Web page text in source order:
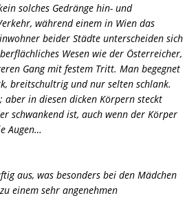
solches Gedränge hin- und
während einem in Wien das
beider Städte unterscheiden sich
Wesen wie der Österreicher,
Gang mit festem Tritt. Man begegnet
breitschultrig und nur selten schlank.
aber in diesen dicken Körpern steckt
schwankend ist, auch wenn der Körper
Augen…
aus, was besonders bei den Mädchen
einem sehr angenehmen